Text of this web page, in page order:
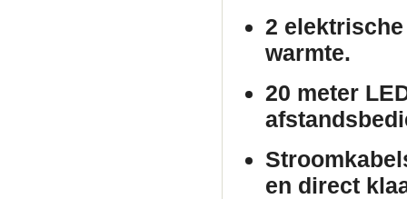
2
warmte.
20 meter
en direct